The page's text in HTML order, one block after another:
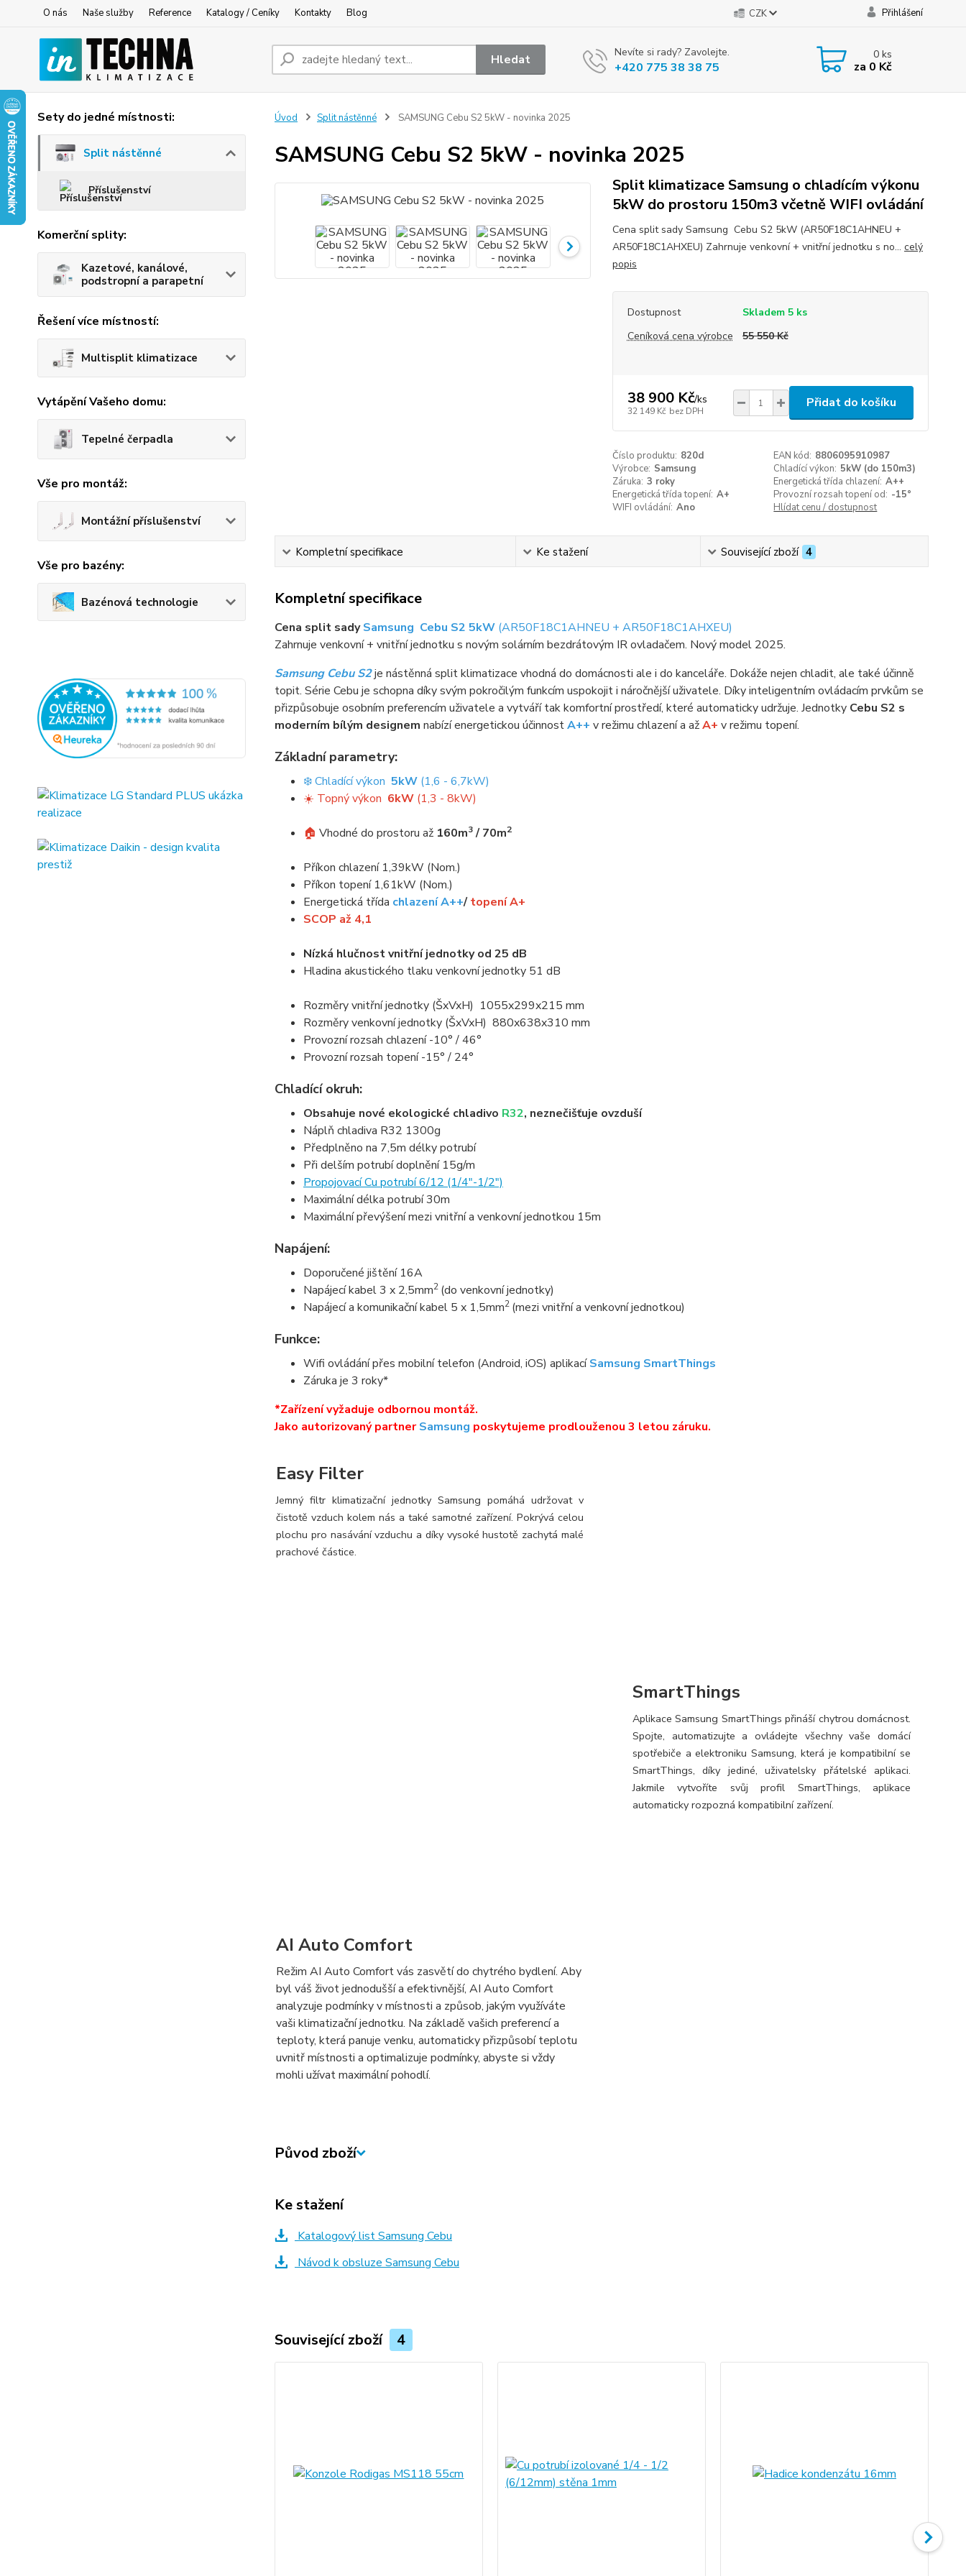
O nás Naše služby Reference Katalogy / Ceníky Kontakty Blog CZK Přihlášení
Hledat Nevíte si rady? Zavolejte.
+420 775 38 38 75
0ks
za 0 Kč
Sety do jedné místnosti:
Split nástěnné
Příslušenství
Komerční splity:
Kazetové, kanálové,
podstropní a parapetní
Řešení více místností:
Multisplit klimatizace
Vytápění Vašeho domu:
Tepelné čerpadla
Vše pro montáž:
Montážní příslušenství
Vše pro bazény:
Bazénová technologie
Úvod Split nástěnné SAMSUNG Cebu S2 5kW - novinka 2025
SAMSUNG Cebu S2 5kW - novinka 2025
Split klimatizace Samsung o chladícím výkonu
5kW do prostoru 150m3 včetně WIFI ovládání
Cena split sady Samsung Cebu S2 5kW (AR50F18C1AHNEU +
AR50F18C1AHXEU) Zahrnuje venkovní + vnitřní jednotku s no... celý
popis
Dostupnost
Skladem 5 ks
Ceníková cena výrobce
55 550 Kč
38 900 Kč/ks
32 149 Kč bez DPH
Přidat do košíku
Číslo produktu: 820d EAN kód: 8806095910987
Výrobce: Samsung Chladící výkon: 5kW (do 150m3)
Záruka: 3 roky Energetická třída chlazení: A++
Energetická třída topení: A+ Provozní rozsah topení od: -15°
WIFI ovládání: Ano Hlídat cenu / dostupnost
Kompletní specifikace Ke stažení Související zboží 4
Kompletní specifikace
Cena split sadySamsung Cebu S2 5kW (AR50F18C1AHNEU + AR50F18C1AHXEU)
Zahrnuje venkovní + vnitřní jednotku s novým solárním bezdrátovým IR ovladačem. Nový model 2025.
Samsung Cebu S2je nástěnná split klimatizace vhodná do domácnosti ale i do kanceláře. Dokáže nejen chladit, ale také účinně
topit. Série Cebu je schopna díky svým pokročilým funkcím uspokojit i náročnější uživatele. Díky inteligentním ovládacím prvkům se
přizpůsobuje osobním preferencím uživatele a vytváří tak komfortní prostředí, které automaticky udržuje. Jednotky Cebu S2 s
moderním bílým designem nabízí energetickou účinnostA++ v režimu chlazení a ažA+ v režimu topení.
Základní parametry:
❄️ Chladící výkon 5kW (1,6 - 6,7kW)
☀️ Topný výkon 6kW (1,3 - 8kW)
🏠 Vhodné do prostoru až 160m3/ 70m2
Příkon chlazení 1,39kW (Nom.)
Příkon topení 1,61kW (Nom.)
Energetická třída chlazení A++/topení A+
SCOP až 4,1
Nízká hlučnost vnitřní jednotky od 25 dB
Hladina akustického tlaku venkovní jednotky 51 dB
Rozměry vnitřní jednotky (ŠxVxH) 1055x299x215 mm
Rozměry venkovní jednotky (ŠxVxH) 880x638x310 mm
Provozní rozsah chlazení -10° / 46°
Provozní rozsah topení -15° / 24°
Chladící okruh:
Obsahuje nové ekologické chladivo R32, neznečišťuje ovzduší
Náplň chladiva R32 1300g
Předplněno na 7,5m délky potrubí
Při delším potrubí doplnění 15g/m
Propojovací Cu potrubí 6/12 (1/4"-1/2")
Maximální délka potrubí 30m
Maximální převýšení mezi vnitřní a venkovní jednotkou 15m
Napájení:
Doporučené jištění 16A
Napájecí kabel 3 x 2,5mm2 (do venkovní jednotky)
Napájecí a komunikační kabel 5 x 1,5mm2 (mezi vnitřní a venkovní jednotkou)
Funkce:
Wifi ovládání přes mobilní telefon (Android, iOS) aplikacíSamsung SmartThings
Záruka je 3 roky*
*Zařízení vyžaduje odbornou montáž.
Jako autorizovaný partnerSamsung poskytujeme prodlouženou 3 letou záruku.
Easy Filter
Jemný filtr klimatizační jednotky Samsung pomáhá udržovat v
čistotě vzduch kolem nás a také samotné zařízení. Pokrývá celou
plochu pro nasávání vzduchu a díky vysoké hustotě zachytá malé
prachové částice.
SmartThings
Aplikace Samsung SmartThings přináší chytrou domácnost.
Spojte, automatizujte a ovládejte všechny vaše domácí
spotřebiče a elektroniku Samsung, která je kompatibilní se
SmartThings, díky jediné, uživatelsky přátelské aplikaci.
Jakmile vytvoříte svůj profil SmartThings, aplikace
automaticky rozpozná kompatibilní zařízení.
AI Auto Comfort
Režim AI Auto Comfort vás zasvětí do chytrého bydlení. Aby
byl váš život jednodušší a efektivnější, AI Auto Comfort
analyzuje podmínky v místnosti a způsob, jakým využíváte
vaši klimatizační jednotku. Na základě vašich preferencí a
teploty, která panuje venku, automaticky přizpůsobí teplotu
uvnitř místnosti a optimalizuje podmínky, abyste si vždy
mohli užívat maximální pohodlí.
Původ zboží
Ke stažení
Katalogový list Samsung Cebu
Návod k obsluze Samsung Cebu
Související zboží 4